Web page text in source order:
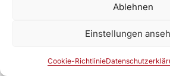
Ablehnen
Einstellungen
Cookie-Richtlinie
Zur DAV Webseite